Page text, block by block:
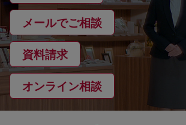
メールでご相談
資料請求
オンライン相談